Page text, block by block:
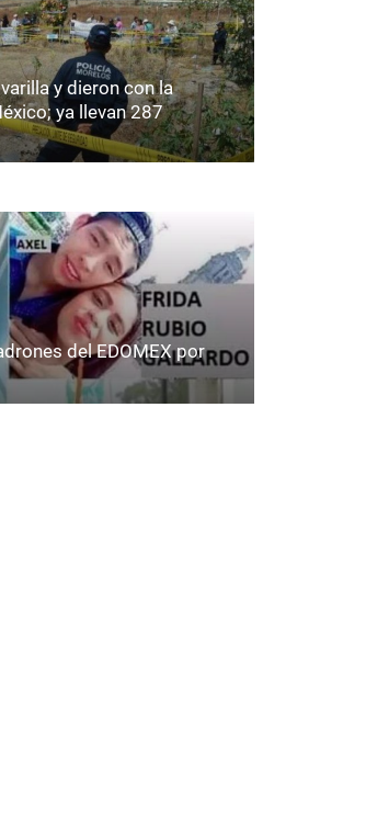
y dieron con la
ya llevan 287
del EDOMEX por